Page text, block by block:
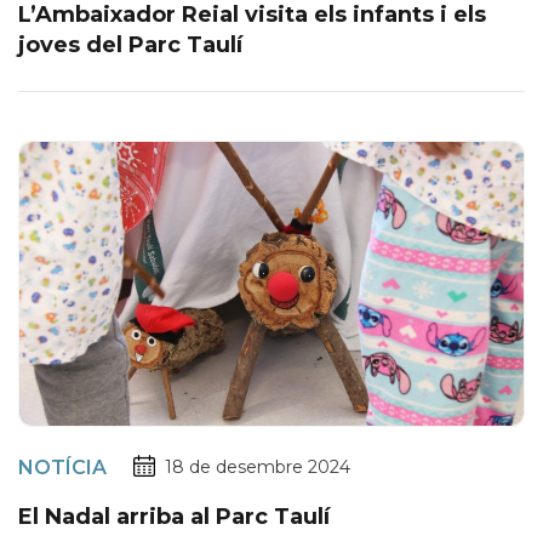
L’Ambaixador Reial visita els infants i els
joves del Parc Taulí
NOTÍCIA 18 de desembre 2024
El Nadal arriba al Parc Taulí